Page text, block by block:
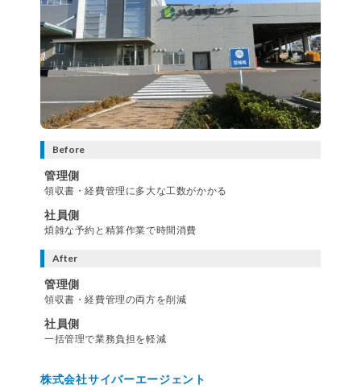
Before
管理側
領収書・経費管理に多大な工数がかかる
社員側
煩雑な予約と精算作業で時間消費
After
管理側
領収書・経費管理の両方を削減
社員側
一括管理で業務負担を軽減
株式会社サイバーエージェント